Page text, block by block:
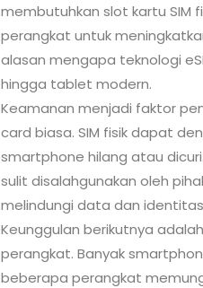
membutuhkan slot kartu SIM
perangkat untuk
alasan mengapa teknologi
hingga tablet modern.
Keamanan menjadi faktor
card biasa. SIM fisik dapat
smartphone hilang atau
sulit disalahgunakan oleh
melindungi data dan
Keunggulan berikutnya
perangkat. Banyak
beberapa perangkat